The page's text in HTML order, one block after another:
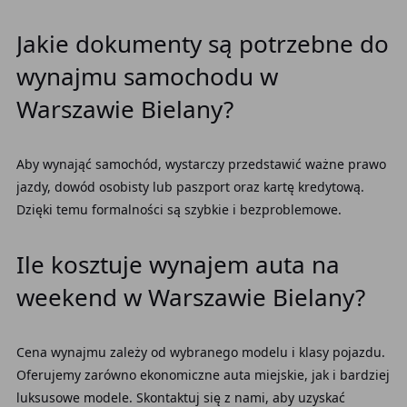
Jakie dokumenty są potrzebne do
wynajmu samochodu w
Warszawie Bielany?
Aby wynająć samochód, wystarczy przedstawić ważne prawo
jazdy, dowód osobisty lub paszport oraz kartę kredytową.
Dzięki temu formalności są szybkie i bezproblemowe.
Ile kosztuje wynajem auta na
weekend w Warszawie Bielany?
Cena wynajmu zależy od wybranego modelu i klasy pojazdu.
Oferujemy zarówno ekonomiczne auta miejskie, jak i bardziej
luksusowe modele. Skontaktuj się z nami, aby uzyskać